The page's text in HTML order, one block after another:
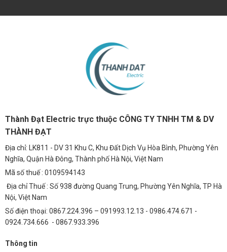
Thành Đạt Electric trực thuộc CÔNG TY TNHH TM & DV
THÀNH ĐẠT
Địa chỉ: LK811 - DV 31 Khu C, Khu Đất Dịch Vụ Hòa Bình, Phường Yên
Nghĩa, Quận Hà Đông, Thành phố Hà Nội, Việt Nam
Mã số thuế : 0109594143
Địa chỉ Thuế : Số 938 đường Quang Trung, Phường Yên Nghĩa, TP Hà
Nội, Việt Nam
Số điện thoại: 0867.224.396 – 091993.12.13 - 0986.474.671 -
0924.734.666 - 0867.933.396
Thông tin